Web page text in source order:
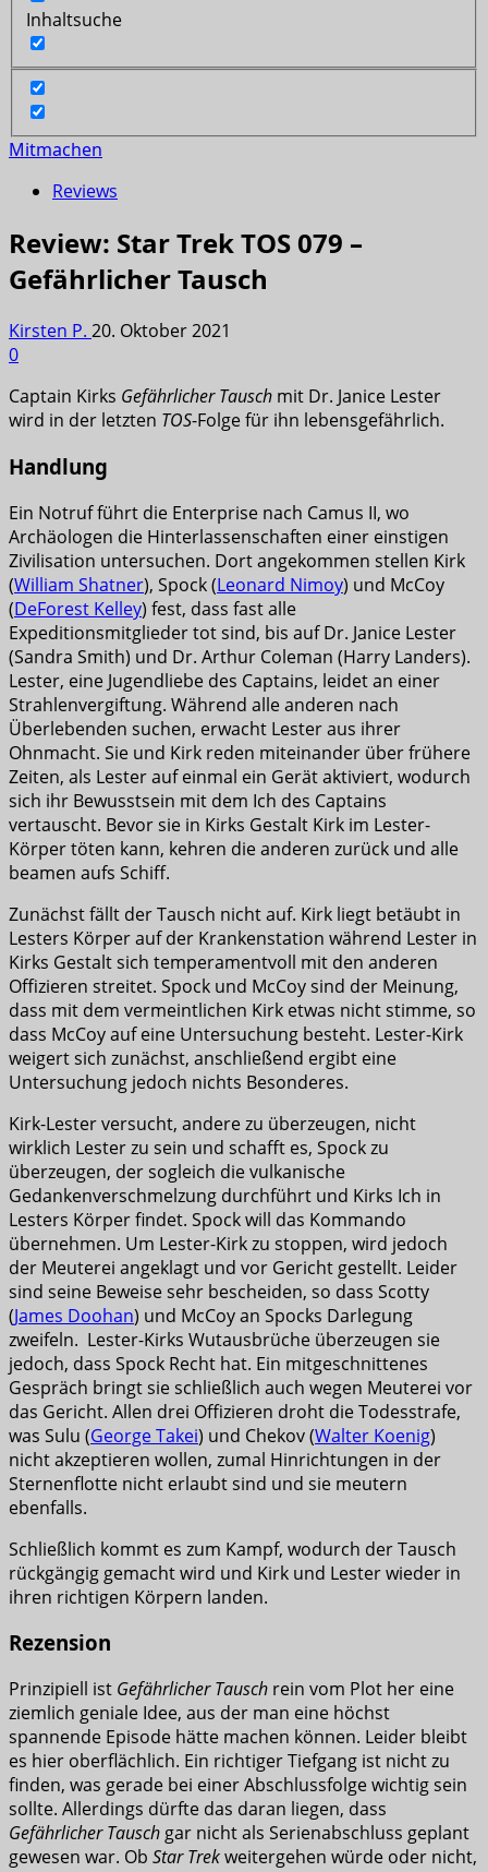
Inhaltsuche
Mitmachen
Reviews
Review: Star Trek TOS 079 –
Gefährlicher Tausch
Kirsten P. 20. Oktober 2021
0
Captain Kirks Gefährlicher Tausch mit Dr. Janice Lester
wird in der letzten TOS-Folge für ihn lebensgefährlich.
Handlung
Ein Notruf führt die Enterprise nach Camus II, wo
Archäologen die Hinterlassenschaften einer einstigen
Zivilisation untersuchen. Dort angekommen stellen Kirk
(William Shatner), Spock (Leonard Nimoy) und McCoy
(DeForest Kelley) fest, dass fast alle
Expeditionsmitglieder tot sind, bis auf Dr. Janice Lester
(Sandra Smith) und Dr. Arthur Coleman (Harry Landers).
Lester, eine Jugendliebe des Captains, leidet an einer
Strahlenvergiftung. Während alle anderen nach
Überlebenden suchen, erwacht Lester aus ihrer
Ohnmacht. Sie und Kirk reden miteinander über frühere
Zeiten, als Lester auf einmal ein Gerät aktiviert, wodurch
sich ihr Bewusstsein mit dem Ich des Captains
vertauscht. Bevor sie in Kirks Gestalt Kirk im Lester-
Körper töten kann, kehren die anderen zurück und alle
beamen aufs Schiff.
Zunächst fällt der Tausch nicht auf. Kirk liegt betäubt in
Lesters Körper auf der Krankenstation während Lester in
Kirks Gestalt sich temperamentvoll mit den anderen
Offizieren streitet. Spock und McCoy sind der Meinung,
dass mit dem vermeintlichen Kirk etwas nicht stimme, so
dass McCoy auf eine Untersuchung besteht. Lester-Kirk
weigert sich zunächst, anschließend ergibt eine
Untersuchung jedoch nichts Besonderes.
Kirk-Lester versucht, andere zu überzeugen, nicht
wirklich Lester zu sein und schafft es, Spock zu
überzeugen, der sogleich die vulkanische
Gedankenverschmelzung durchführt und Kirks Ich in
Lesters Körper findet. Spock will das Kommando
übernehmen. Um Lester-Kirk zu stoppen, wird jedoch
der Meuterei angeklagt und vor Gericht gestellt. Leider
sind seine Beweise sehr bescheiden, so dass Scotty
(James Doohan) und McCoy an Spocks Darlegung
zweifeln. Lester-Kirks Wutausbrüche überzeugen sie
jedoch, dass Spock Recht hat. Ein mitgeschnittenes
Gespräch bringt sie schließlich auch wegen Meuterei vor
das Gericht. Allen drei Offizieren droht die Todesstrafe,
was Sulu (George Takei) und Chekov (Walter Koenig)
nicht akzeptieren wollen, zumal Hinrichtungen in der
Sternenflotte nicht erlaubt sind und sie meutern
ebenfalls.
Schließlich kommt es zum Kampf, wodurch der Tausch
rückgängig gemacht wird und Kirk und Lester wieder in
ihren richtigen Körpern landen.
Rezension
Prinzipiell ist Gefährlicher Tausch rein vom Plot her eine
ziemlich geniale Idee, aus der man eine höchst
spannende Episode hätte machen können. Leider bleibt
es hier oberflächlich. Ein richtiger Tiefgang ist nicht zu
finden, was gerade bei einer Abschlussfolge wichtig sein
sollte. Allerdings dürfte das daran liegen, dass
Gefährlicher Tausch gar nicht als Serienabschluss geplant
gewesen war. Ob Star Trekweitergehen würde oder nicht,